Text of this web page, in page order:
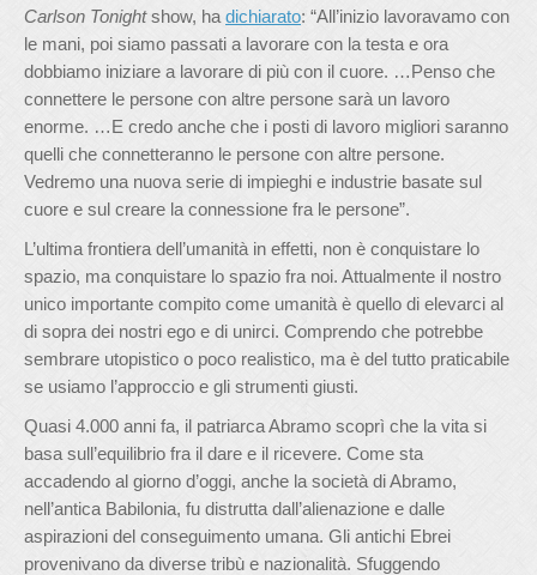
Carlson Tonightshow, ha dichiarato: “All’inizio lavoravamo con
le mani, poi siamo passati a lavorare con la testa e ora
dobbiamo iniziare a lavorare di più con il cuore. …Penso che
connettere le persone con altre persone sarà un lavoro
enorme. …E credo anche che i posti di lavoro migliori saranno
quelli che connetteranno le persone con altre persone.
Vedremo una nuova serie di impieghi e industrie basate sul
cuore e sul creare la connessione fra le persone”.
L’ultima frontiera dell’umanità in effetti, non è conquistare lo
spazio, ma conquistare lo spazio fra noi. Attualmente il nostro
unico importante compito come umanità è quello di elevarci al
di sopra dei nostri ego e di unirci. Comprendo che potrebbe
sembrare utopistico o poco realistico, ma è del tutto praticabile
se usiamo l’approccio e gli strumenti giusti.
Quasi 4.000 anni fa, il patriarca Abramo scoprì che la vita si
basa sull’equilibrio fra il dare e il ricevere. Come sta
accadendo al giorno d’oggi, anche la società di Abramo,
nell’antica Babilonia, fu distrutta dall’alienazione e dalle
aspirazioni del conseguimento umana. Gli antichi Ebrei
provenivano da diverse tribù e nazionalità. Sfuggendo